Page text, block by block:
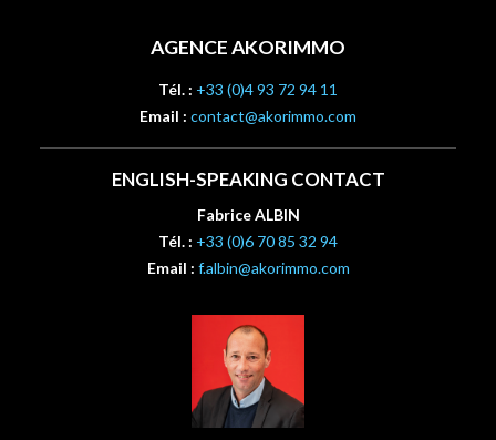
AGENCE AKORIMMO
Tél. : +33 (0)4 93 72 94 11
Email : contact@akorimmo.com
ENGLISH-SPEAKING CONTACT
Fabrice ALBIN
Tél. : +33 (0)6 70 85 32 94
Email : f.albin@akorimmo.com